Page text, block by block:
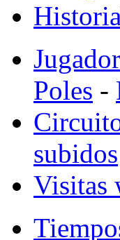
Poles -
subidos
Visitas